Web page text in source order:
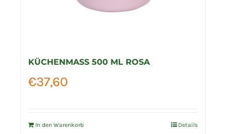
KÜCHENMASS 500 ML ROSA
€37,60
In den Warenkorb Details